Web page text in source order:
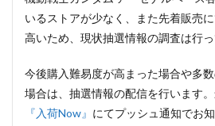
いるストアが少なく、また先着販売
高いため、現状抽選情報の調査は行っ
今後購入難易度が高まった場合や多
場合は、抽選情報の配信を行います
『入荷Now』 にてプッシュ通知でお知